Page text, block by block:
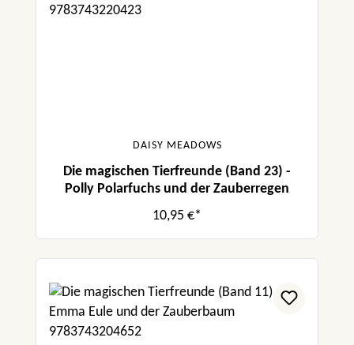
DAISY MEADOWS
Die magischen Tierfreunde (Band 23) -
Polly Polarfuchs und der Zauberregen
10,95 €*